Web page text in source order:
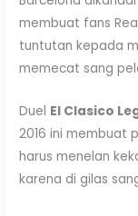
membuat fans
tuntutan kepada
memecat sang
Duel El Clasico
2016 ini membuat
harus menelan
karena di gilas